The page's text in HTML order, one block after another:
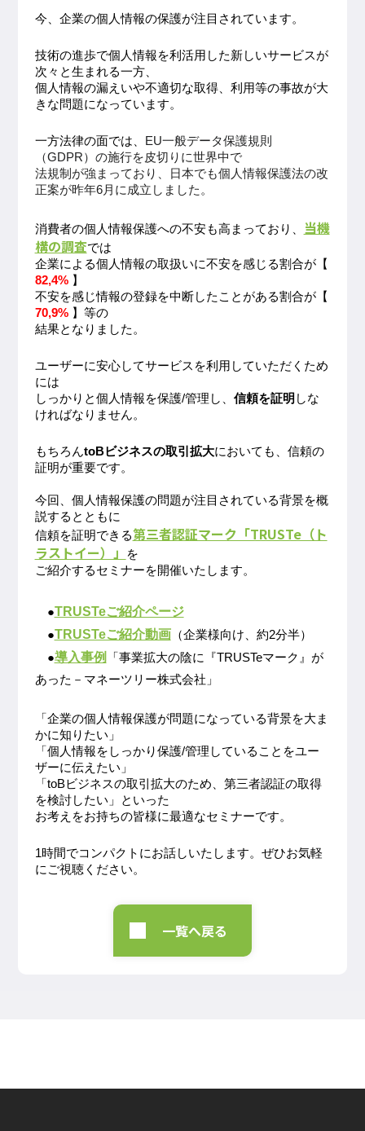
今、企業の個人情報の保護が注目されています。
技術の進歩で個人情報を利活用した新しいサービスが
次々と生まれる一方、
個人情報の漏えいや不適切な取得、利用等の事故が大
きな問題になっています。
一方法律の面では、
EU一般データ保護規則
（GDPR）の施行を皮切りに世界中で
法規制が強まっており、日本でも個人情報保護法の改
正案が昨年6月に成立しました。
消費者の個人情報保護への不安も高まっており、 当機
構の調査では
企業による個人情報の取扱いに不安を感じる割合が【
82,4%】
不安を感じ情報の登録を中断したことがある割合が【
70,9%】等の
結果となりました。
ユーザーに安心してサービスを利用していただくため
には
しっかりと個人情報を保護/管理し、 信頼を証明 しな
ければなりません。
もちろんtoBビジネスの取引拡大においても、信頼の
証明が重要です。
今回、個人情報保護の問題が注目されている背景を概
説するとともに
信頼を証明できる第三者認証マーク「TRUSTe（ト
ラストイー）」
を
ご紹介するセミナーを開催いたします。
●TRUSTeご紹介ページ
●TRUSTeご紹介動画 （企業様向け、約2分半）
●導入事例
「事業拡大の陰に『TRUSTeマーク』が
あった－マネーツリー株式会社」
「企業の個人情報保護が問題になっている背景を大ま
かに知りたい」
「個人情報をしっかり保護/管理していることをユー
ザーに伝えたい」
「toBビジネスの取引拡大のため、第三者認証の取得
を検討したい」といった
お考えをお持ちの皆様に最適なセミナーです。
1時間でコンパクトにお話しいたします。ぜひお気軽
にご視聴ください。
一覧へ戻る